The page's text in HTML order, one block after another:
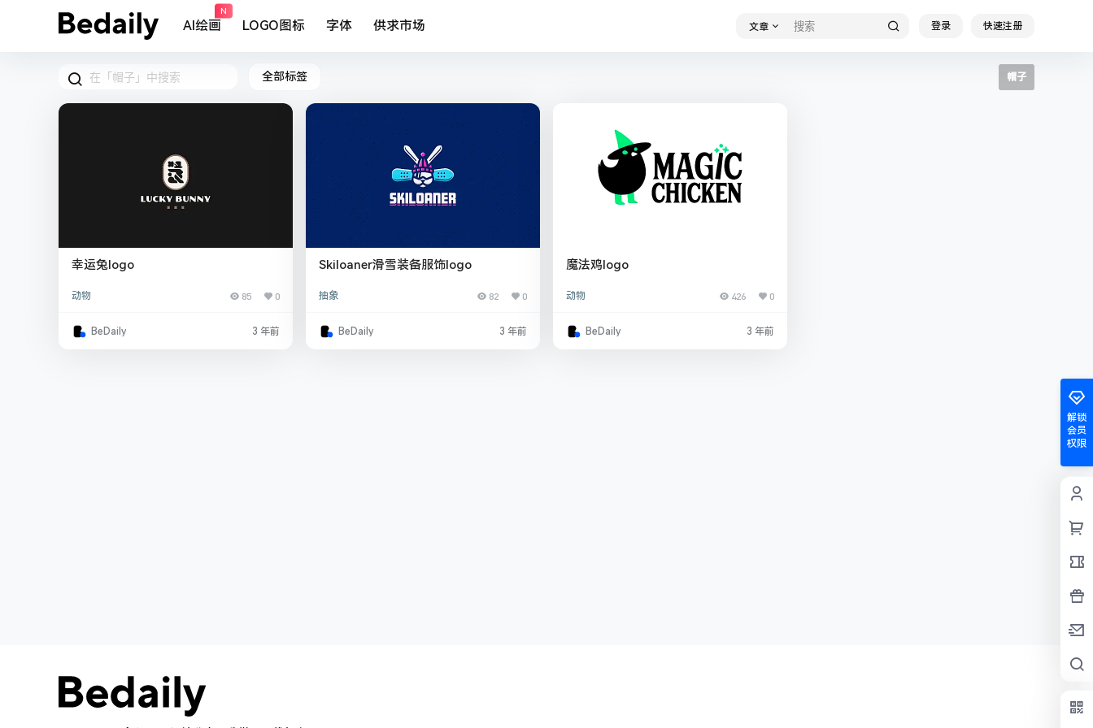
AI绘画
N
LOGO图标 字体 供求市场 文章 登录 快速注册
全部标签 帽子
幸运兔logo
动物 85 0
BeDaily 3 年前
Skiloaner滑雪装备服饰logo
抽象 82 0
BeDaily 3 年前
魔法鸡logo
动物 426 0
BeDaily 3 年前
解锁
会员
权限